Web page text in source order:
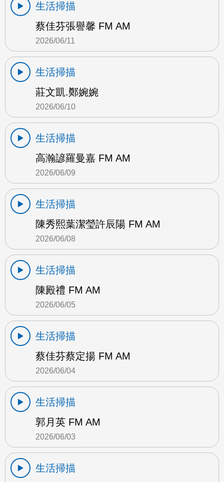
生活掃描
蔡佳芬張譽馨 FM AM
2026/06/11
生活掃描
莊文凱.鄭婉婉
2026/06/10
生活掃描
高瀚諺羅曼嘉 FM AM
2026/06/09
生活掃描
陳秀熙葉潔瑩許辰陽 FM AM
2026/06/08
生活掃描
陳殿禮 FM AM
2026/06/05
生活掃描
蔡佳芬蔡定揚 FM AM
2026/06/04
生活掃描
郭月英 FM AM
2026/06/03
生活掃描